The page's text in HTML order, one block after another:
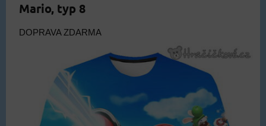
Mario, typ 8
DOPRAVA ZDARMA